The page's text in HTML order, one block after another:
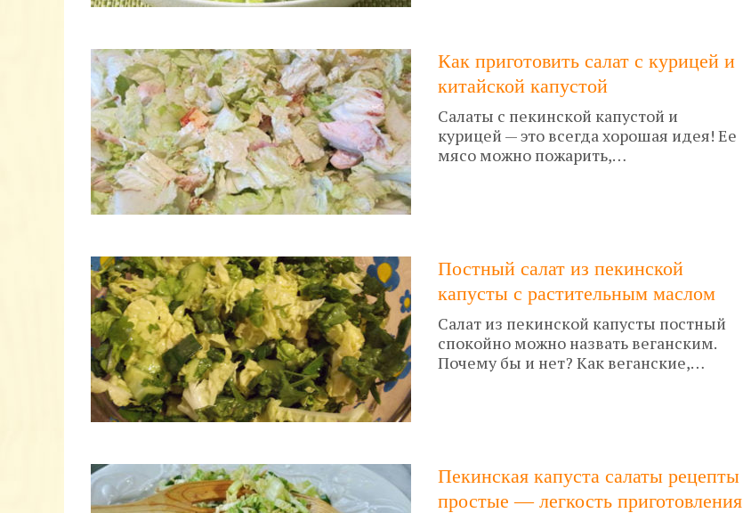
Как приготовить салат с курицей и
китайской капустой
Салаты с пекинской капустой и
курицей — это всегда хорошая идея! Ее
мясо можно пожарить,…
Постный салат из пекинской
капусты с растительным маслом
Салат из пекинской капусты постный
спокойно можно назвать веганским.
Почему бы и нет? Как веганские,…
Пекинская капуста салаты рецепты
простые — легкость приготовления